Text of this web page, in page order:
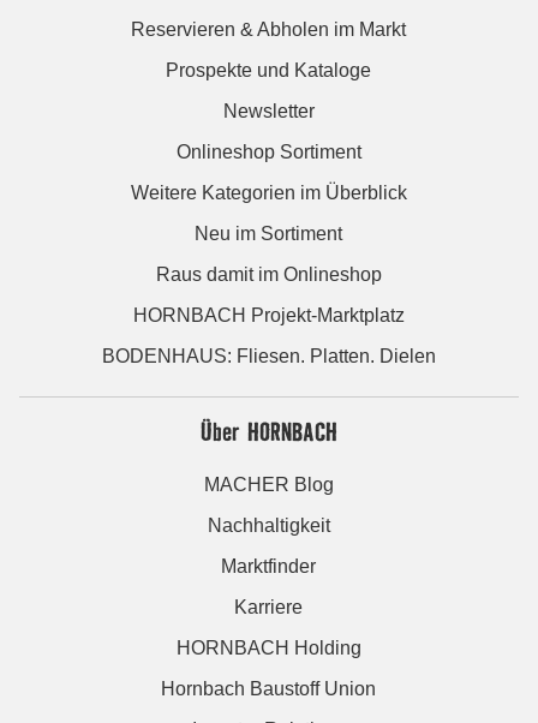
Reservieren & Abholen im Markt
Prospekte und Kataloge
Newsletter
Onlineshop Sortiment
Weitere Kategorien im Überblick
Neu im Sortiment
Raus damit im Onlineshop
HORNBACH Projekt-Marktplatz
BODENHAUS: Fliesen. Platten. Dielen
Über HORNBACH
MACHER Blog
Nachhaltigkeit
Marktfinder
Karriere
HORNBACH Holding
Hornbach Baustoff Union